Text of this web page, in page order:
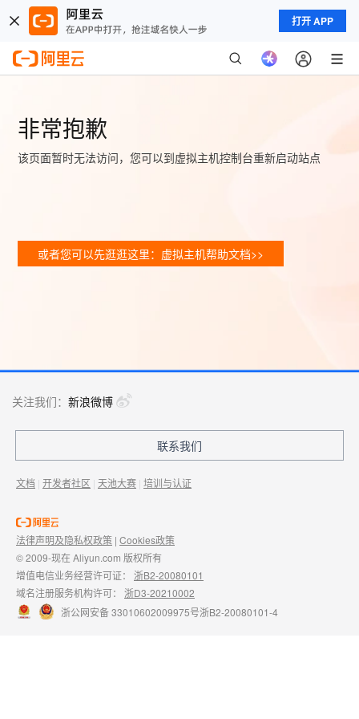
打开 APP
非常抱歉
该页面暂时无法访问，您可以到虚拟主机控制台重新启动站点
或者您可以先逛逛这里：虚拟主机帮助文档>>